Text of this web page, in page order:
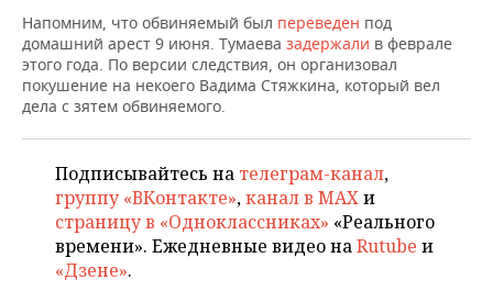
ONLINE-КОНФЕРЕНЦИИ
ОТКРЫТАЯ ЛЕКЦИЯ
ХОККЕЙ
БАСКЕТБОЛ
ВОЛЕЙБОЛ
КИБЕРСПОРТ
ФИГУРНОЕ КАТАНИЕ
ВЛАСТЬ
ИНФРАСТРУКТУРА
ИСТОРИЯ
КУЛЬТУРА
МЕДИЦИНА
СЮЖЕТЫ
СПРАВОЧНИК
СПИСОК ПЕРСОН
СПИСОК КОМПАНИЙ
ПОЛНАЯ ВЕРСИЯ
Напомним, что обвиняемый был переведен под
домашний арест 9 июня. Тумаева задержали в феврале
этого года. По версии следствия, он организовал
покушение на некоего Вадима Стяжкина, который вел
дела с зятем обвиняемого.
Подписывайтесь на телеграм-канал,
группу «ВКонтакте»,канал в MAXи
страницу в «Одноклассниках» «Реального
времени». Ежедневные видео наRutube и
«Дзене».